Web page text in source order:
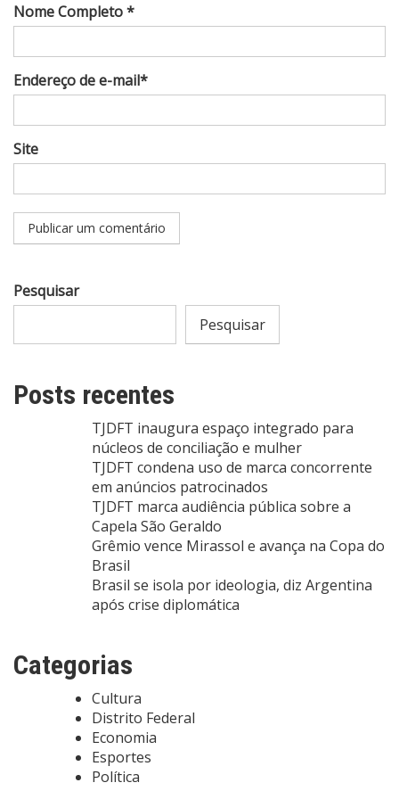
Nome Completo *
Endereço de e-mail*
Site
Pesquisar
Pesquisar
Posts recentes
TJDFT inaugura espaço integrado para
núcleos de conciliação e mulher
TJDFT condena uso de marca concorrente
em anúncios patrocinados
TJDFT marca audiência pública sobre a
Capela São Geraldo
Grêmio vence Mirassol e avança na Copa do
Brasil
Brasil se isola por ideologia, diz Argentina
após crise diplomática
Categorias
Cultura
Distrito Federal
Economia
Esportes
Política